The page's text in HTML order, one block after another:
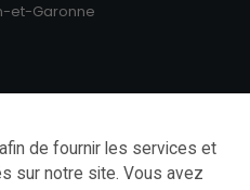
et-Garonne
de fournir les services et
sur notre site. Vous avez